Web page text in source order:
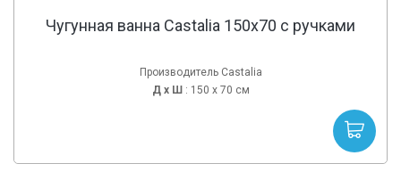
Чугунная ванна Castalia 150x70 с ручками
Производитель Castalia
Д х Ш : 150 x 70 см